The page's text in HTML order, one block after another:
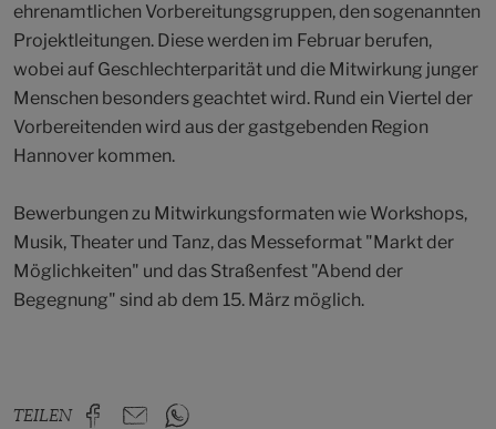
ehrenamtlichen Vorbereitungsgruppen, den sogenannten
Projektleitungen. Diese werden im Februar berufen,
wobei auf Geschlechterparität und die Mitwirkung junger
Menschen besonders geachtet wird. Rund ein Viertel der
Vorbereitenden wird aus der gastgebenden Region
Hannover kommen.
Bewerbungen zu Mitwirkungsformaten wie Workshops,
Musik, Theater und Tanz, das Messeformat "Markt der
Möglichkeiten" und das Straßenfest "Abend der
Begegnung" sind ab dem 15. März möglich.
TEILEN